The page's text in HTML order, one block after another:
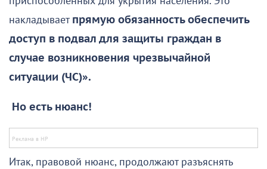
накладываетпрямую обязанность обеспечить
доступ в подвал для защиты граждан в
случае возникновения чрезвычайной
ситуации (ЧС)».
Но есть нюанс!
Итак, правовой нюанс, продолжают разъяснять